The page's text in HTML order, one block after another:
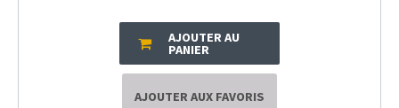
AJOUTER AU
PANIER
AJOUTER AUX FAVORIS